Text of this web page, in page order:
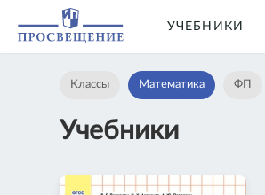
УЧЕБНИКИ
Классы Математика ФП
Учебники